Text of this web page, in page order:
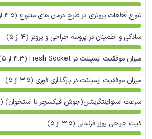
تنوع قطعات پروتزی در طرح درمان های متنوع (4.5 از 5)
سادگی و اطمینان در پروسه جراحی و پروتز (4 از 5)
میزان موفقیت ایمپلنت در Fresh Socket (4.3 از 5)
میزان موفقیت ایمپلنت در بارگذاری فوری (3.5 از 5)
سرعت اسئواینتگریشن(جوش فیکسچر با استخوان) (3.7 از 5)
کیت جراحی یوزر فرندلی (3.5 از 5)